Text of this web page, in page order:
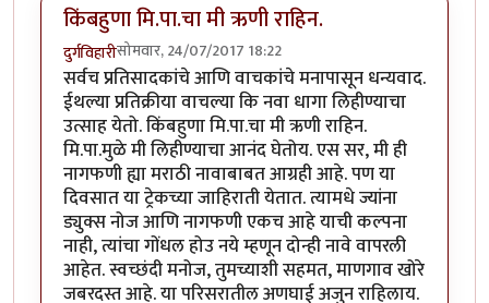
किंबहुणा मि.पा.चा मी ऋणी राहिन.
दुर्गविहारीसोमवार, 24/07/2017 18:22
सर्वच प्रतिसादकांचे आणि वाचकांचे मनापासून धन्यवाद.
ईथल्या प्रतिक्रीया वाचल्या कि नवा धागा लिहीण्याचा
उत्साह येतो. किंबहुणा मि.पा.चा मी ऋणी राहिन.
मि.पा.मुळे मी लिहीण्याचा आनंद घेतोय. एस सर, मी ही
नागफणी ह्या मराठी नावाबाबत आग्रही आहे. पण या
दिवसात या ट्रेकच्या जाहिराती येतात. त्यामधे ज्यांना
ड्युक्स नोज आणि नागफणी एकच आहे याची कल्पना
नाही, त्यांचा गोंधल होउ नये म्हणून दोन्ही नावे वापरली
आहेत. स्वच्छंदी मनोज, तुमच्याशी सहमत, माणगाव खोरे
जबरदस्त आहे. या परिसरातील अणघाई अजुन राहिलाय.